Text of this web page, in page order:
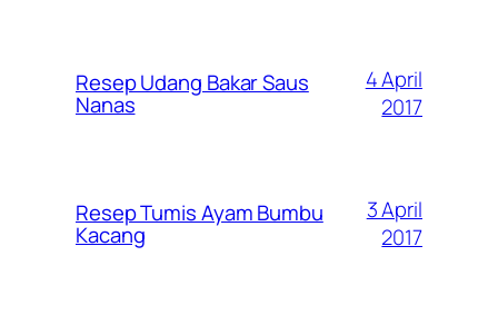
Resep Udang Bakar Saus
Nanas
4 April
2017
Resep Tumis Ayam Bumbu
Kacang
3 April
2017